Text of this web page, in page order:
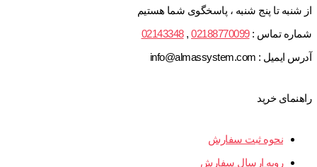
از شنبه تا پنج شنبه ، پاسخگوی شما هستیم
شماره تماس :02188770099
,
02143348
آدرس ایمیل : info@almassystem.com
راهنمای خرید
نحوه ثبت سفارش
رویه ارسال سفارش